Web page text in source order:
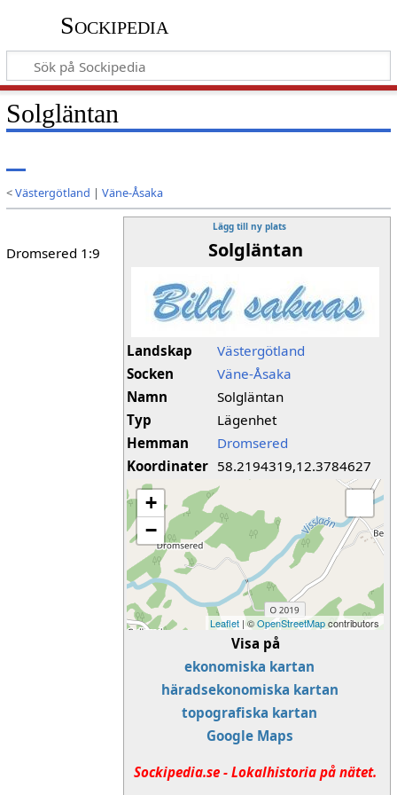
Sockipedia
Solgläntan
<Västergötland | Väne-Åsaka
Lägg till ny plats
Solgläntan
Landskap
Västergötland
Socken
Väne-Åsaka
Namn
Solgläntan
Typ
Lägenhet
Hemman
Dromsered
Koordinater 58.2194319,12.3784627
+
−
Leaflet | ©OpenStreetMapcontributors
Visa på
ekonomiska kartan
häradsekonomiska kartan
topografiska kartan
Google Maps
Sockipedia.se - Lokalhistoria på nätet.
Dromsered 1:9